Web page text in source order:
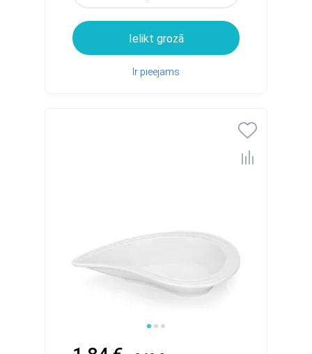
Ielikt grozā
Ir pieejams